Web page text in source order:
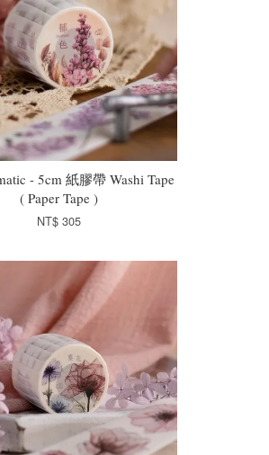
- 5cm 紙膠帶 Washi Tape
( Paper Tape )
NT$ 305